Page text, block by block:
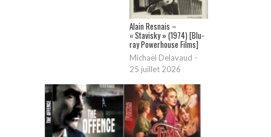
Alain Resnais –
« Stavisky » (1974) [Blu-
ray Powerhouse Films]
Michaël Delavaud -
25 juillet 2026